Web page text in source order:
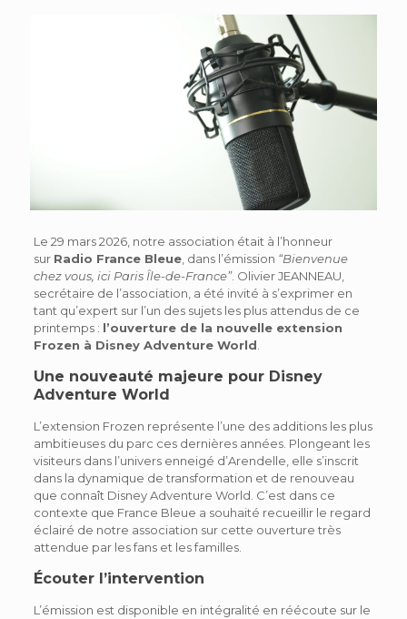
Le 29 mars 2026, notre association était à l’honneur
sur Radio France Bleue, dans l’émission “Bienvenue
chez vous, ici Paris Île-de-France”. Olivier JEANNEAU,
secrétaire de l’association, a été invité à s’exprimer en
tant qu’expert sur l’un des sujets les plus attendus de ce
printemps : l’ouverture de la nouvelle extension
Frozen à Disney Adventure World
Une nouveauté majeure pour Disney
Adventure World
L’extension Frozen représente l’une des additions les plus
ambitieuses du parc ces dernières années. Plongeant les
visiteurs dans l’univers enneigé d’Arendelle, elle s’inscrit
dans la dynamique de transformation et de renouveau
que connaît Disney Adventure World. C’est dans ce
contexte que France Bleue a souhaité recueillir le regard
éclairé de notre association sur cette ouverture très
attendue par les fans et les familles.
Écouter l’intervention
L’émission est disponible en intégralité en réécoute sur le